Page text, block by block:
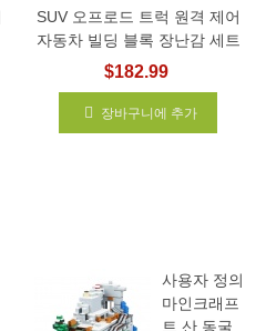
SUV 오프로드 트럭 원격 제어
자동차 빌딩 블록 장난감 세트
$182.99
장바구니에 추가
사용자 정의
마인크래프
트 산 동굴